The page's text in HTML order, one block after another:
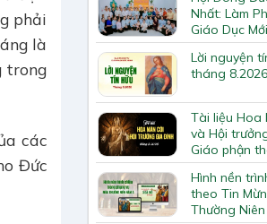
phải
là
trong
các
Đức
Nhất: Làm
Giáo Dục
Non Thiên
Lời nguyện
tháng 8.2026
Tài liệu Hoa
và Hội
Giáo phận
8.2026
Hình nền
theo Tin
Thường